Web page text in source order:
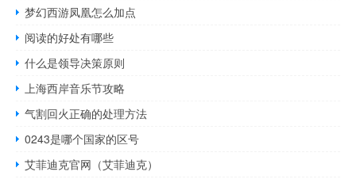
梦幻西游凤凰怎么加点
阅读的好处有哪些
什么是领导决策原则
上海西岸音乐节攻略
气割回火正确的处理方法
0243是哪个国家的区号
艾菲迪克官网（艾菲迪克）